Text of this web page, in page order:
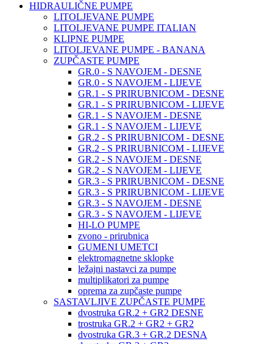
HIDRAULIČNE PUMPE
LITOLJEVANE PUMPE
LITOLJEVANE PUMPE ITALIAN
KLIPNE PUMPE
LITOLJEVANE PUMPE - BANANA
ZUPČASTE PUMPE
GR.0 - S NAVOJEM - DESNE
GR.0 - S NAVOJEM - LIJEVE
GR.1 - S PRIRUBNICOM - DESNE
GR.1 - S PRIRUBNICOM - LIJEVE
GR.1 - S NAVOJEM - DESNE
GR.1 - S NAVOJEM - LIJEVE
GR.2 - S PRIRUBNICOM - DESNE
GR.2 - S PRIRUBNICOM - LIJEVE
GR.2 - S NAVOJEM - DESNE
GR.2 - S NAVOJEM - LIJEVE
GR.3 - S PRIRUBNICOM - DESNE
GR.3 - S PRIRUBNICOM - LIJEVE
GR.3 - S NAVOJEM - DESNE
GR.3 - S NAVOJEM - LIJEVE
HI-LO PUMPE
zvono - prirubnica
GUMENI UMETCI
elektromagnetne sklopke
ležajni nastavci za pumpe
multiplikatori za pumpe
oprema za zupčaste pumpe
SASTAVLJIVE ZUPČASTE PUMPE
dvostruka GR.2 + GR2 DESNE
trostruka GR.2 + GR2 + GR2
dvostruka GR.3 + GR.2 DESNA